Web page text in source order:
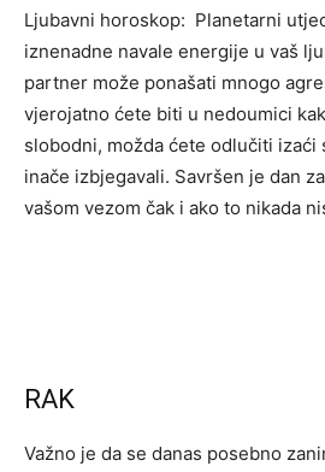
Ljubavni horoskop: Planetarni
iznenadne navale energije u vaš
partner može ponašati mnogo
vjerojatno ćete biti u nedoumici
slobodni, možda ćete odlučiti izaći
inače izbjegavali. Savršen je dan
vašom vezom čak i ako to nikada
RAK
Važno je da se danas posebno